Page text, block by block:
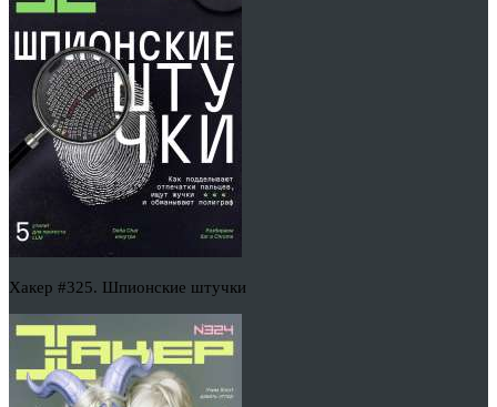
Хакер #325. Шпионские штучки